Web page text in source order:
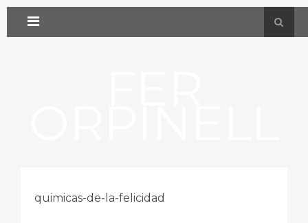
quimicas-de-la-felicidad